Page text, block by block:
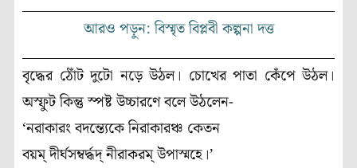
আরও পড়ুন: বিস্মৃত বিপ্লবী কল্পনা দত্ত
বৃদ্ধের ঠোঁট দুটো নড়ে উঠল। চোখের পাতা কেঁপে উঠল।
অস্ফুট কিন্তু স্পষ্ট উচ্চারণে বলে উঠলেন-
‘নরাকারং বদন্ত্যেকে নিরাকারঞ্চ কেতন
বয়ম্ দীর্ঘসম্বর্দ্ধদ্ নীরাকরম্ উপাস্মহে।’